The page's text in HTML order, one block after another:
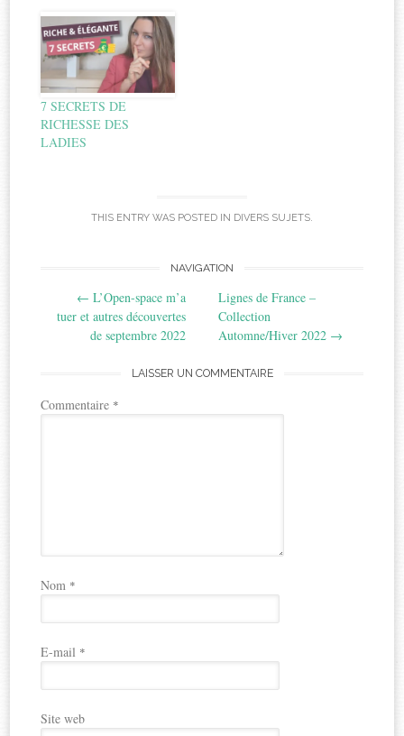
7 SECRETS DE
RICHESSE DES
LADIES
THIS ENTRY WAS POSTED IN DIVERS SUJETS.
navigation
NAVIGATION
← L’Open-space m’a
tuer et autres découvertes
de septembre 2022
Lignes de France –
Collection
Automne/Hiver 2022 →
LAISSER UN COMMENTAIRE
Commentaire *
Nom *
E-mail *
Site web